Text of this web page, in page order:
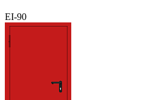
EI-90